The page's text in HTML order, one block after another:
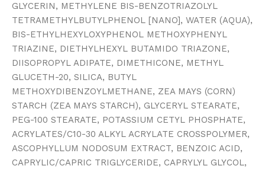
GLYCERIN, METHYLENE BIS-BENZOTRIAZOLYL
TETRAMETHYLBUTYLPHENOL [NANO], WATER (AQUA),
BIS-ETHYLHEXYLOXYPHENOL METHOXYPHENYL
TRIAZINE, DIETHYLHEXYL BUTAMIDO TRIAZONE,
DIISOPROPYL ADIPATE, DIMETHICONE, METHYL
GLUCETH-20, SILICA, BUTYL
METHOXYDIBENZOYLMETHANE, ZEA MAYS (CORN)
STARCH (ZEA MAYS STARCH), GLYCERYL STEARATE,
PEG-100 STEARATE, POTASSIUM CETYL PHOSPHATE,
ACRYLATES/C10-30 ALKYL ACRYLATE CROSSPOLYMER,
ASCOPHYLLUM NODOSUM EXTRACT, BENZOIC ACID,
CAPRYLIC/CAPRIC TRIGLYCERIDE, CAPRYLYL GLYCOL,